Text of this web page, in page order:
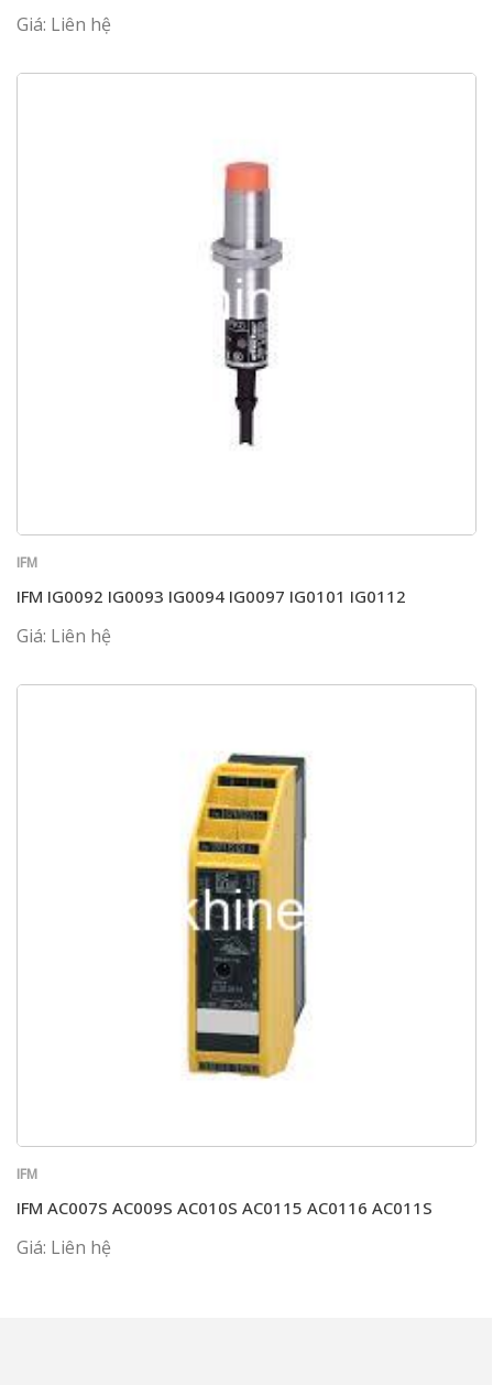
Giá: Liên hệ
IFM
IFM IG0092 IG0093 IG0094 IG0097 IG0101 IG0112
Giá: Liên hệ
IFM
IFM AC007S AC009S AC010S AC0115 AC0116 AC011S
Giá: Liên hệ